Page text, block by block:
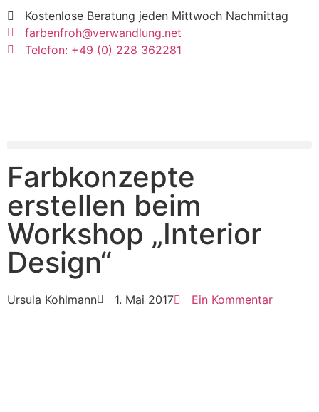
Kostenlose Beratung jeden Mittwoch Nachmittag
farbenfroh@verwandlung.net
Telefon: +49 (0) 228 362281
Farbkonzepte
erstellen beim
Workshop „Interior
Design“
Ursula Kohlmann 1. Mai 2017 Ein Kommentar